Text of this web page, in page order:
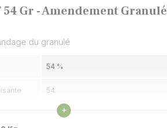
54 Gr - Amendement Granulé
du granulé
54 %
54
80 % à 63 µ (avant granulation)
Voir les caractéristiques
+